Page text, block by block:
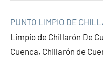
PUNTO LIMPIO DE
Limpio de Chillarón De
Cuenca, Chillarón de